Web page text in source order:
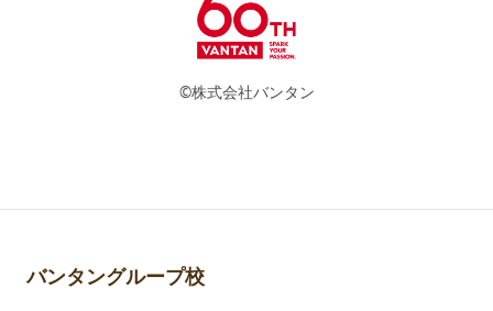
©株式会社バンタン
バンタングループ校